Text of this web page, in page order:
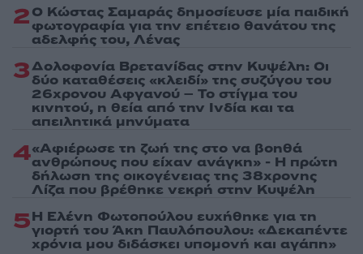
2Ο Κώστας Σαμαράς δημοσίευσε μία παιδική
φωτογραφία για την επέτειο θανάτου της
αδελφής του, Λένας
3Δολοφονία Βρετανίδας στην Κυψέλη: Οι
δύο καταθέσεις «κλειδί» της συζύγου του
26χρονου Αφγανού – Το στίγμα του
κινητού, η θεία από την Ινδία και τα
απειλητικά μηνύματα
4«Αφιέρωσε τη ζωή της στο να βοηθά
ανθρώπους που είχαν ανάγκη» - Η πρώτη
δήλωση της οικογένειας της 38χρονης
Λίζα που βρέθηκε νεκρή στην Κυψέλη
5Η Ελένη Φωτοπούλου ευχήθηκε για τη
γιορτή του Άκη Παυλόπουλου: «Δεκαπέντε
χρόνια μου διδάσκει υπομονή και αγάπη»